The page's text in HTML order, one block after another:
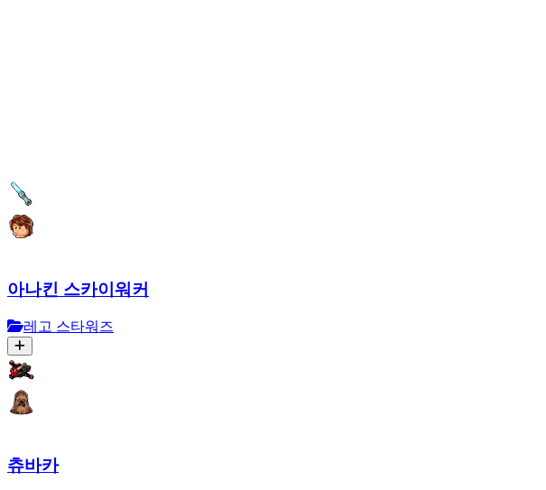
아나킨 스카이워커
레고 스타워즈
츄바카